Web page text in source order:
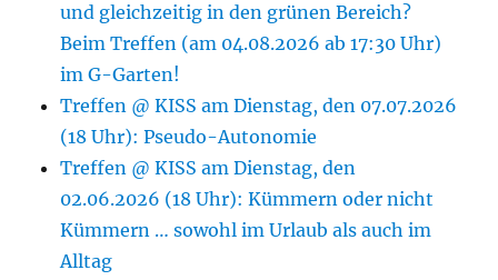
und gleichzeitig in den grünen Bereich?
Beim Treffen (am 04.08.2026 ab 17:30 Uhr)
im G-Garten!
Treffen @ KISS am Dienstag, den 07.07.2026
(18 Uhr): Pseudo-Autonomie
Treffen @ KISS am Dienstag, den
02.06.2026 (18 Uhr): Kümmern oder nicht
Kümmern … sowohl im Urlaub als auch im
Alltag